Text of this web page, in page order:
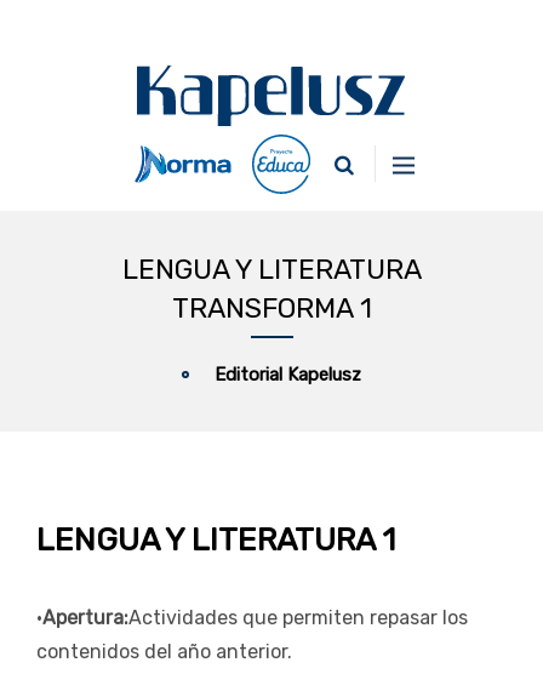
LENGUA Y LITERATURA
TRANSFORMA 1
Editorial Kapelusz
LENGUA Y LITERATURA 1
•Apertura:Actividades que permiten repasar los
contenidos del año anterior.